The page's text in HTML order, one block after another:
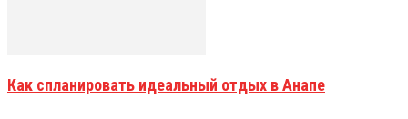
Как спланировать идеальный отдых в Анапе